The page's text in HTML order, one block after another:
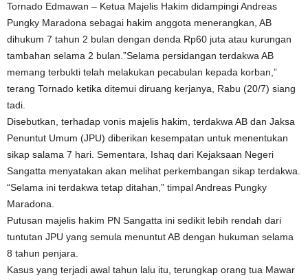
Tornado Edmawan – Ketua Majelis Hakim didampingi Andreas
Pungky Maradona sebagai hakim anggota menerangkan, AB
dihukum 7 tahun 2 bulan dengan denda Rp60 juta atau kurungan
tambahan selama 2 bulan.”Selama persidangan terdakwa AB
memang terbukti telah melakukan pecabulan kepada korban,”
terang Tornado ketika ditemui diruang kerjanya, Rabu (20/7) siang
tadi.
Disebutkan, terhadap vonis majelis hakim, terdakwa AB dan Jaksa
Penuntut Umum (JPU) diberikan kesempatan untuk menentukan
sikap salama 7 hari. Sementara, Ishaq dari Kejaksaan Negeri
Sangatta menyatakan akan melihat perkembangan sikap terdakwa.
“Selama ini terdakwa tetap ditahan,” timpal Andreas Pungky
Maradona.
Putusan majelis hakim PN Sangatta ini sedikit lebih rendah dari
tuntutan JPU yang semula menuntut AB dengan hukuman selama
8 tahun penjara.
Kasus yang terjadi awal tahun lalu itu, terungkap orang tua Mawar